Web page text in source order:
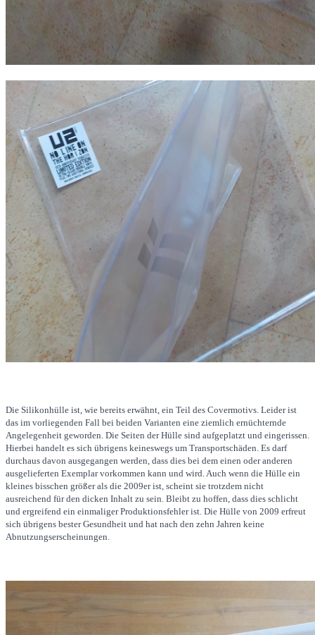
Die Silikonhülle ist, wie bereits erwähnt, ein Teil des Covermotivs. Leider ist
das im vorliegenden Fall bei beiden Varianten eine ziemlich ernüchternde
Angelegenheit geworden. Die Seiten der Hülle sind aufgeplatzt und eingerissen.
Hierbei handelt es sich übrigens keineswegs um Transportschäden. Es darf
durchaus davon ausgegangen werden, dass dies bei dem einen oder anderen
ausgelieferten Exemplar vorkommen kann und wird. Auch wenn die Hülle ein
kleines bisschen größer als die 2009er ist, scheint sie trotzdem nicht
ausreichend für den dicken Inhalt zu sein. Bleibt zu hoffen, dass dies schlicht
und ergreifend ein einmaliger Produktionsfehler ist. Die Hülle von 2009 erfreut
sich übrigens bester Gesundheit und hat nach den zehn Jahren keine
Abnutzungserscheinungen.